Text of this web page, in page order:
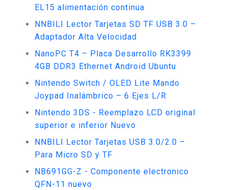
EL15 alimentación continua
NNBILI Lector Tarjetas SD TF USB 3.0 –
Adaptador Alta Velocidad
NanoPC T4 – Placa Desarrollo RK3399
4GB DDR3 Ethernet Android Ubuntu
Nintendo Switch / OLED Lite Mando
Joypad Inalámbrico – 6 Ejes L/R
Nintendo 3DS - Reemplazo LCD original
superior e inferior Nuevo
NNBILI Lector Tarjetas USB 3.0/2.0 –
Para Micro SD y TF
NB691GG-Z - Componente electronico
QFN-11 nuevo